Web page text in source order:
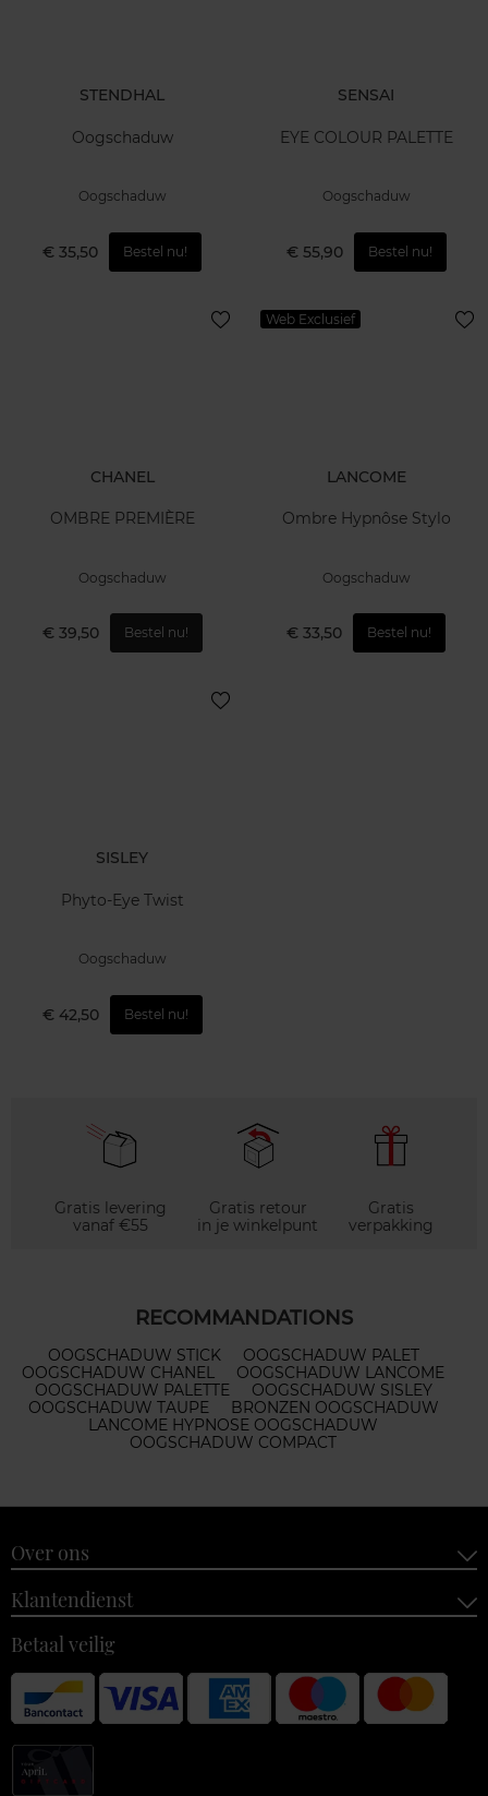
STENDHAL
Oogschaduw
Oogschaduw
€ 35,50 Bestel nu!
SENSAI
EYE COLOUR PALETTE
Oogschaduw
€ 55,90 Bestel nu!
CHANEL
OMBRE PREMIÈRE
Oogschaduw
€ 39,50 Bestel nu!
Web Exclusief
LANCOME
Ombre Hypnôse Stylo
Oogschaduw
€ 33,50 Bestel nu!
SISLEY
Phyto-Eye Twist
Oogschaduw
€ 42,50 Bestel nu!
Gratis levering
vanaf €55
Gratis retour
in je winkelpunt
Gratis
verpakking
RECOMMANDATIONS
OOGSCHADUW STICK
OOGSCHADUW PALET
OOGSCHADUW CHANEL
OOGSCHADUW LANCOME
OOGSCHADUW PALETTE
OOGSCHADUW SISLEY
OOGSCHADUW TAUPE
BRONZEN OOGSCHADUW
LANCOME HYPNOSE OOGSCHADUW
OOGSCHADUW COMPACT
Over ons
Klantendienst
Betaal veilig